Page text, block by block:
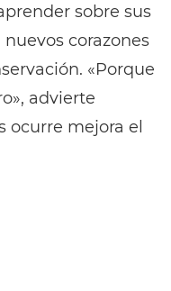
sobre sus
corazones
«Porque
advierte
ocurre mejora el